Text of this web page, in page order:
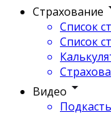
Страхование
Список
Список
Видео